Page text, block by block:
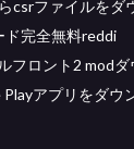
csrファイルをダ
ド完全無料reddi
フロント2 modダ
アプリをダウ